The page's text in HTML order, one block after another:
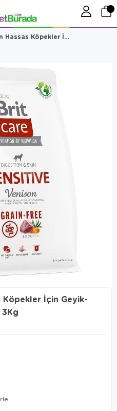
BritCare Venison Hassas Köpekler İçin Geyik-Patatesli Köpek Maması 3Kg
Köpekler İçin Geyik-